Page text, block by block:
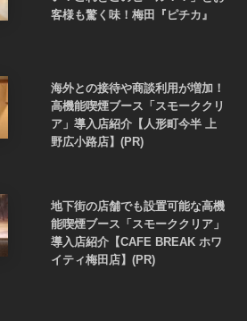
客様も驚く味！梅田『ピチカ』
海外との接待や商談利用が増加！
高機能喫煙ブース「スモーククリ
ア」導入店紹介【人形町今半 上
野広小路店】(PR)
地下街の店舗でも設置可能な高機
能喫煙ブース「スモーククリア」
導入店紹介【CAFE BREAK ホワ
イティ梅田店】(PR)